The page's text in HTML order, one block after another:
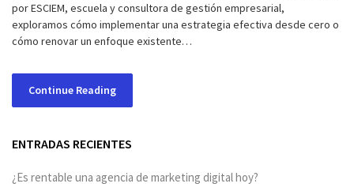
por ESCIEM, escuela y consultora de gestión empresarial,
exploramos cómo implementar una estrategia efectiva desde cero o
cómo renovar un enfoque existente…
Continue Reading
ENTRADAS RECIENTES
¿Es rentable una agencia de marketing digital hoy?